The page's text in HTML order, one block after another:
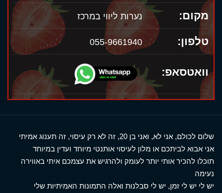
מקום: נערות ליווי במרכז
טלפון: 055-9661940
וואטסאפ:
שלום לכולם, אני לא, ואני בן 20, זה לא רק עיסוי, זה תענוג אמיתי
אני אבוא לביתכם או מלון לעיסוי אותנטי מיוחד ועדין במיוחד
תוכלו להכיר אותי יותר לעומק ולהרגיש את עצמכם איתי באווירה
נעימה
יש לי יש לי זמן, יש לי סבלנות ואלה התמונות האמיתיות שלי